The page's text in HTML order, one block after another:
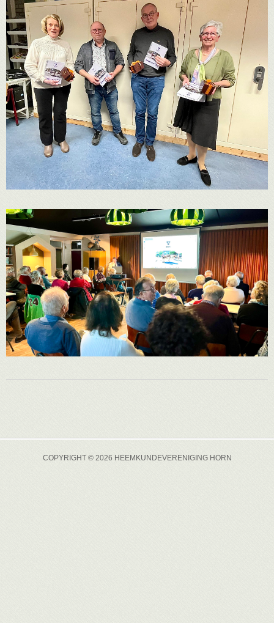
COPYRIGHT © 2026 HEEMKUNDEVERENIGING HORN